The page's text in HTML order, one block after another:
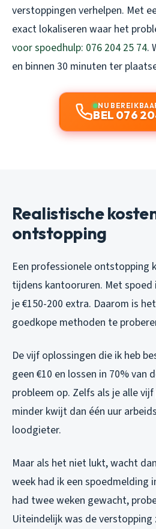
verstoppingen verhelpen. Met
exact lokaliseren waar het
voor spoedhulp: 076 204 25 74.
en binnen 30 minuten ter
NU
BEL 076
Realistische
ontstopping
Een professionele ontstopping
tijdens kantooruren. Met
je €150-200 extra. Daarom is
goedkope methoden te
De vijf oplossingen die ik heb
geen €10 en lossen in 70% van
probleem op. Zelfs als je alle
minder kwijt dan één uur
loodgieter.
Maar als het niet lukt, wacht
week had ik een spoedmelding
had twee weken gewacht,
Uiteindelijk was de